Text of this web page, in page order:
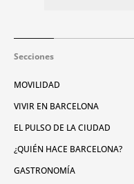
Secciones
MOVILIDAD
VIVIR EN BARCELONA
EL PULSO DE LA CIUDAD
¿QUIÉN HACE BARCELONA?
GASTRONOMÍA